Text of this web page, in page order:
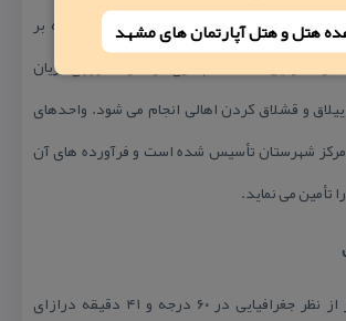
هتل و هتل‌ آپارتمان های مشهد
نشان از سخت كوشی و اراده مردم و غلبه بر
در این منطقه دام‌داری در كنار كشاورزی جریان
و قشلاق كردن اهالی انجام می شود. واحدهای
شهرستان تأسیس شده است و فرآورده های آن
تأمین می نماید.
شهرستان ایران‌شهر از نظر جغرافیایی در ۶۰ درجه و ۴۱ دقیقه درازای